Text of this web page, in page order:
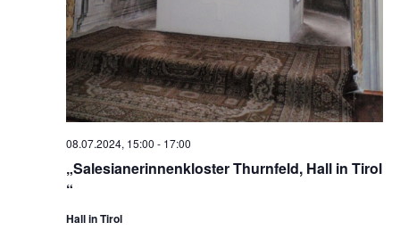
„Salesianerinnenkloster Thurnfeld, Hall in Tirol
“
08.07.2024, 15:00 - 17:00
Hall in Tirol